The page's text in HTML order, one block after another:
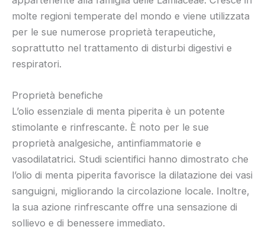
molte regioni temperate del mondo e viene utilizzata
per le sue numerose proprietà terapeutiche,
soprattutto nel trattamento di disturbi digestivi e
respiratori.
Proprietà benefiche
L’olio essenziale di menta piperita è un potente
stimolante e rinfrescante. È noto per le sue
proprietà analgesiche, antinfiammatorie e
vasodilatatrici. Studi scientifici hanno dimostrato che
l’olio di menta piperita favorisce la dilatazione dei vasi
sanguigni, migliorando la circolazione locale. Inoltre,
la sua azione rinfrescante offre una sensazione di
sollievo e di benessere immediato.